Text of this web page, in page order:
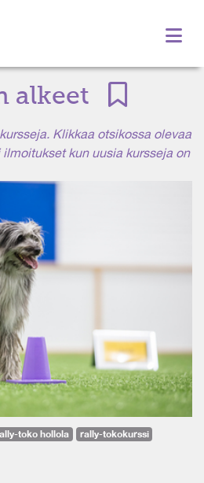
alkeet
Klikkaa otsikossa olevaa
kun uusia kursseja on
toko hollola
rally-tokokurssi